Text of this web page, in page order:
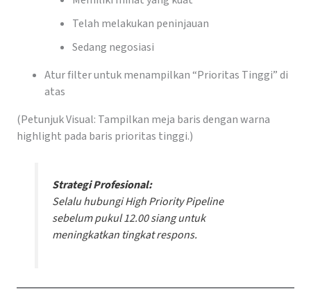
Telah melakukan peninjauan
Sedang negosiasi
Atur filter untuk menampilkan “Prioritas Tinggi” di
atas
(Petunjuk Visual: Tampilkan meja baris dengan warna
highlight pada baris prioritas tinggi.)
Strategi Profesional:
Selalu hubungiHigh Priority Pipeline
sebelum pukul 12.00 siang untuk
meningkatkan tingkat respons.